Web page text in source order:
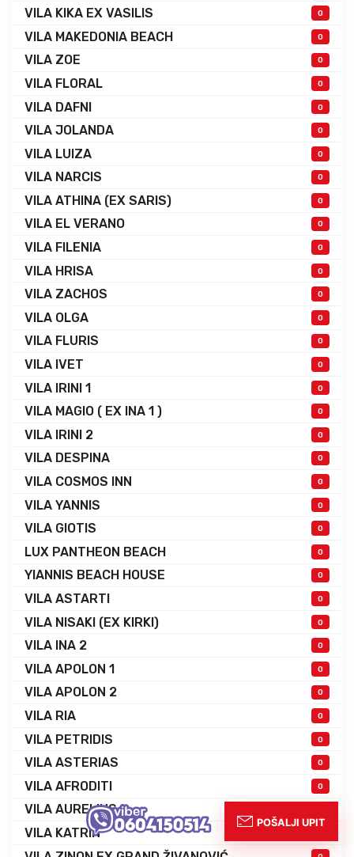
VILA KIKA EX VASILIS 0
VILA MAKEDONIA BEACH 0
VILA ZOE 0
VILA FLORAL 0
VILA DAFNI 0
VILA JOLANDA 0
VILA LUIZA 0
VILA NARCIS 0
VILA ATHINA (EX SARIS) 0
VILA EL VERANO 0
VILA FILENIA 0
VILA HRISA 0
VILA ZACHOS 0
VILA OLGA 0
VILA FLURIS 0
VILA IVET 0
VILA IRINI 1 0
VILA MAGIO ( EX INA 1 ) 0
VILA IRINI 2 0
VILA DESPINA 0
VILA COSMOS INN 0
VILA YANNIS 0
VILA GIOTIS 0
LUX PANTHEON BEACH 0
YIANNIS BEACH HOUSE 0
VILA ASTARTI 0
VILA NISAKI (EX KIRKI) 0
VILA INA 2 0
VILA APOLON 1 0
VILA APOLON 2 0
VILA RIA 0
VILA PETRIDIS 0
VILA ASTERIAS 0
VILA AFRODITI 0
VILA AURELIUS
VILA KATRIN